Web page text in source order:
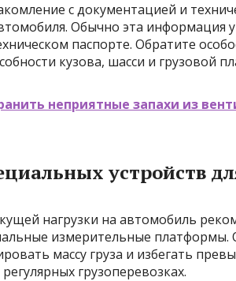
с документацией и
Обычно эта информация
паспорте. Обратите
кузова, шасси и грузовой
неприятные запахи из
устройств
нагрузки на автомобиль
измерительные платформы.
массу груза и избегать
грузоперевозках.